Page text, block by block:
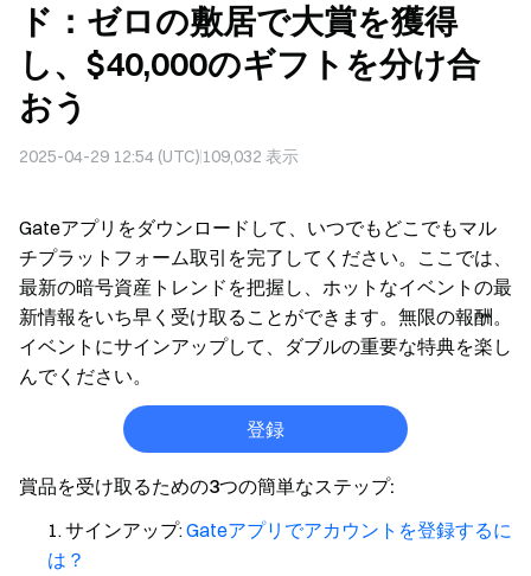
ド：ゼロの敷居で大賞を獲得
し、$40,000のギフトを分け合
おう
2025-04-29 12:54 (UTC) 109,032 表示
Gateアプリをダウンロードして、いつでもどこでもマル
チプラットフォーム取引を完了してください。ここでは、
最新の暗号資産トレンドを把握し、ホットなイベントの最
新情報をいち早く受け取ることができます。無限の報酬。
イベントにサインアップして、ダブルの重要な特典を楽し
んでください。
登録
賞品を受け取るための3つの簡単なステップ:
サインアップ:Gateアプリでアカウントを登録するに
は？